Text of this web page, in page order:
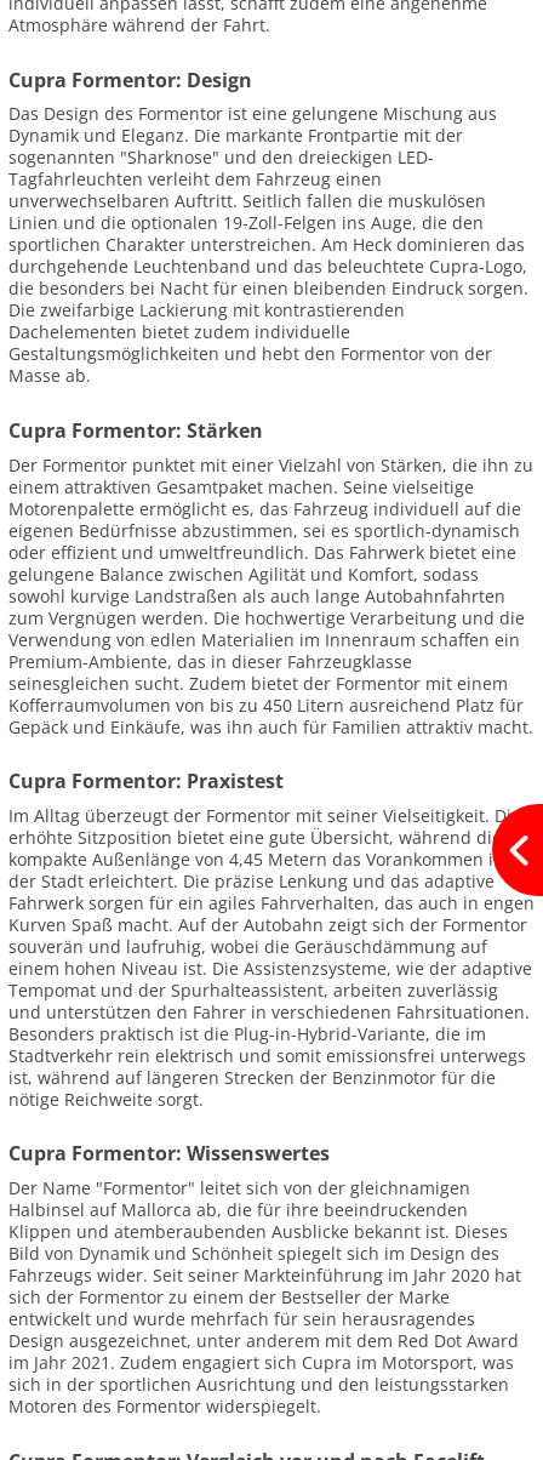
Atmosphäre während der Fahrt.
Cupra Formentor: Design
Das Design des Formentor ist eine gelungene Mischung aus
Dynamik und Eleganz. Die markante Frontpartie mit der
sogenannten "Sharknose" und den dreieckigen LED-
Tagfahrleuchten verleiht dem Fahrzeug einen
unverwechselbaren Auftritt. Seitlich fallen die muskulösen
Linien und die optionalen 19-Zoll-Felgen ins Auge, die den
sportlichen Charakter unterstreichen. Am Heck dominieren das
durchgehende Leuchtenband und das beleuchtete Cupra-Logo,
die besonders bei Nacht für einen bleibenden Eindruck sorgen.
Die zweifarbige Lackierung mit kontrastierenden
Dachelementen bietet zudem individuelle
Gestaltungsmöglichkeiten und hebt den Formentor von der
Masse ab.
Cupra Formentor: Stärken
Der Formentor punktet mit einer Vielzahl von Stärken, die ihn zu
einem attraktiven Gesamtpaket machen. Seine vielseitige
Motorenpalette ermöglicht es, das Fahrzeug individuell auf die
eigenen Bedürfnisse abzustimmen, sei es sportlich-dynamisch
oder effizient und umweltfreundlich. Das Fahrwerk bietet eine
gelungene Balance zwischen Agilität und Komfort, sodass
sowohl kurvige Landstraßen als auch lange Autobahnfahrten
zum Vergnügen werden. Die hochwertige Verarbeitung und die
Verwendung von edlen Materialien im Innenraum schaffen ein
Premium-Ambiente, das in dieser Fahrzeugklasse
seinesgleichen sucht. Zudem bietet der Formentor mit einem
Kofferraumvolumen von bis zu 450 Litern ausreichend Platz für
Gepäck und Einkäufe, was ihn auch für Familien attraktiv macht.
Cupra Formentor: Praxistest
Im Alltag überzeugt der Formentor mit seiner Vielseitigkeit. Die
erhöhte Sitzposition bietet eine gute Übersicht, während die
kompakte Außenlänge von 4,45 Metern das Vorankommen in
der Stadt erleichtert. Die präzise Lenkung und das adaptive
Fahrwerk sorgen für ein agiles Fahrverhalten, das auch in engen
Kurven Spaß macht. Auf der Autobahn zeigt sich der Formentor
souverän und laufruhig, wobei die Geräuschdämmung auf
einem hohen Niveau ist. Die Assistenzsysteme, wie der adaptive
Tempomat und der Spurhalteassistent, arbeiten zuverlässig
und unterstützen den Fahrer in verschiedenen Fahrsituationen.
Besonders praktisch ist die Plug-in-Hybrid-Variante, die im
Stadtverkehr rein elektrisch und somit emissionsfrei unterwegs
ist, während auf längeren Strecken der Benzinmotor für die
nötige Reichweite sorgt.
Cupra Formentor: Wissenswertes
Der Name "Formentor" leitet sich von der gleichnamigen
Halbinsel auf Mallorca ab, die für ihre beeindruckenden
Klippen und atemberaubenden Ausblicke bekannt ist. Dieses
Bild von Dynamik und Schönheit spiegelt sich im Design des
Fahrzeugs wider. Seit seiner Markteinführung im Jahr 2020 hat
sich der Formentor zu einem der Bestseller der Marke
entwickelt und wurde mehrfach für sein herausragendes
Design ausgezeichnet, unter anderem mit dem Red Dot Award
im Jahr 2021. Zudem engagiert sich Cupra im Motorsport, was
sich in der sportlichen Ausrichtung und den leistungsstarken
Motoren des Formentor widerspiegelt.